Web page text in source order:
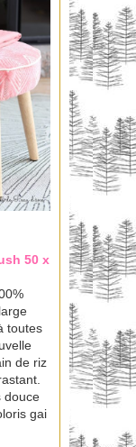
50 x
toutes
de riz
douce
gai